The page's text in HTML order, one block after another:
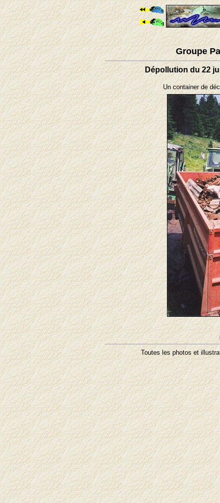
Groupe
Dépollution du 22
Un container de
Toutes les photos et